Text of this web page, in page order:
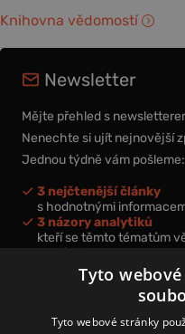
Knihovna vědomostí
Newsletter
Mějte přehled s
Nenechte si ujít nejnovější
Jednou týdně vám pošleme:
3 nejčtenější články
s hodnotnými
3 názory analytiků
kteří se těmto tématům
nová videa a podcasty
k prohloubení vašich
Tyto
Tyto webové stránky